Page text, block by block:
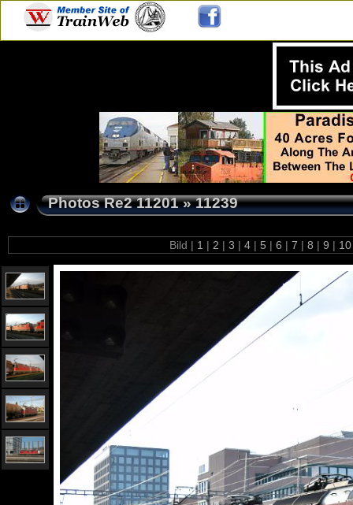
Photos Re2 11201»11239
Bild | 1 | 2 | 3 | 4 | 5 | 6 | 7 | 8 | 9 |